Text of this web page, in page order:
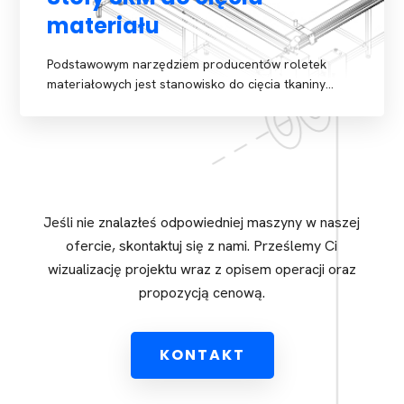
materiału
Podstawowym narzędziem producentów roletek
materiałowych jest stanowisko do cięcia tkaniny…
Jeśli nie znalazłeś odpowiedniej maszyny w naszej
ofercie, skontaktuj się z nami. Prześlemy Ci
wizualizację projektu wraz z opisem operacji oraz
propozycją cenową.
KONTAKT